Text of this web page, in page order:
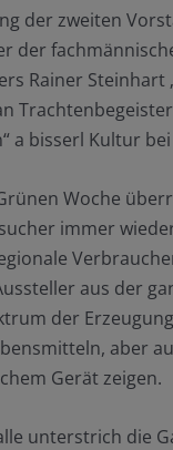
der zweiten
der
Rainer Steinhart
a bisserl Kultur
Woche
immer
aus der
der
aber
Gerät zeigen.
unterstrich die